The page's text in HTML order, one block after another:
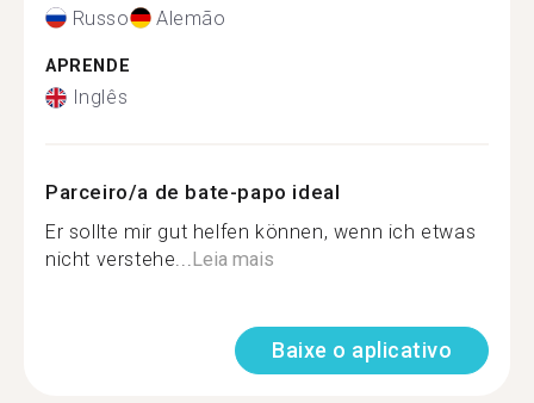
Russo Alemão
APRENDE
Inglês
Parceiro/a de bate-papo ideal
Er sollte mir gut helfen können, wenn ich etwas
nicht verstehe...Leia mais
Baixe o aplicativo